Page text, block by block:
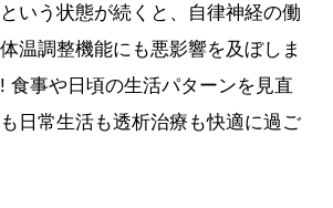
いう状態が続くと、自律神経の働
温調整機能にも悪影響を及ぼしま
食事や日頃の生活パターンを見直
日常生活も透析治療も快適に過ご